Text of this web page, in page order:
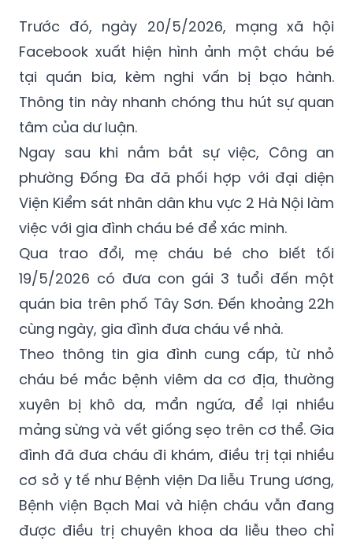
Trước đó, ngày 20/5/2026, mạng xã hội
Facebook xuất hiện hình ảnh một cháu bé
tại quán bia, kèm nghi vấn bị bạo hành.
Thông tin này nhanh chóng thu hút sự quan
tâm của dư luận.
Ngay sau khi nắm bắt sự việc, Công an
phường Đống Đa đã phối hợp với đại diện
Viện Kiểm sát nhân dân khu vực 2 Hà Nội làm
việc với gia đình cháu bé để xác minh.
Qua trao đổi, mẹ cháu bé cho biết tối
19/5/2026 có đưa con gái 3 tuổi đến một
quán bia trên phố Tây Sơn. Đến khoảng 22h
cùng ngày, gia đình đưa cháu về nhà.
Theo thông tin gia đình cung cấp, từ nhỏ
cháu bé mắc bệnh viêm da cơ địa, thường
xuyên bị khô da, mẩn ngứa, để lại nhiều
mảng sừng và vết giống sẹo trên cơ thể. Gia
đình đã đưa cháu đi khám, điều trị tại nhiều
cơ sở y tế như Bệnh viện Da liễu Trung ương,
Bệnh viện Bạch Mai và hiện cháu vẫn đang
được điều trị chuyên khoa da liễu theo chỉ